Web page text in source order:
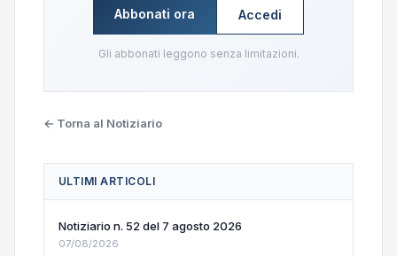
Abbonati ora Accedi
Gli abbonati leggono senza limitazioni.
← Torna al Notiziario
ULTIMI ARTICOLI
Notiziario n. 52 del 7 agosto 2026
07/08/2026